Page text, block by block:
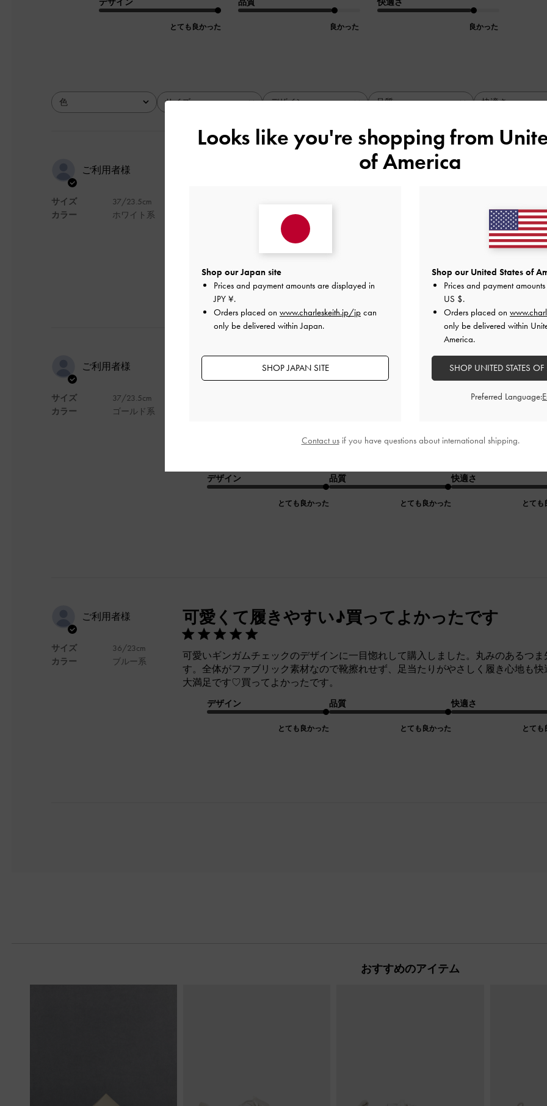
とても良かった 良かった 良かった
色全て サイズ デザイン 品質 快適さ
ご利用者様
サイズ
カラー
37/23.5cm
ホワイト系
白なのでどんな服でもコーディネートしやすく、かかと部分がゴムで脱ぎ履きしや
良かった
ご利用者様
サイズ
カラー
37/23.5cm
ゴールド系
生地が可愛いすぎるスニーカー
これはラメがついてなくても存在感があり
デザイン
とても良かった
品質
とても良かった
快適さ
とても
ご利用者様
サイズ
カラー
36/23cm
ブルー系
可愛くて履きやすい♪買ってよかったです
可愛いギンガムチェックのデザインに一目惚れして購入しました。丸みのあるつ
す。全体がファブリック素材なので靴擦れせず、足当たりがやさしく履き心地も
大満足です♡買ってよかったです。
デザイン
とても良かった
品質
とても良かった
快適さ
とても
おすすめのアイテム
Looks like you're shopping from
of America
Shop our Japan site
Prices and payment amounts are displayed in
JPY ¥.
Orders placed on www.charleskeith.jp/jp can
only be delivered within Japan.
SHOP JAPAN SITE
Shop our United States of
Prices and payment
US $.
Orders placed on
only be delivered within
America.
SHOP UNITED STATES
Preferred Language:
Contact usif you have questions about international shipping.